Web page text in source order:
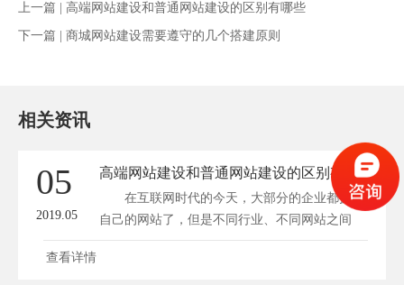
上一篇 | 高端网站建设和普通网站建设的区别有哪些
下一篇 | 商城网站建设需要遵守的几个搭建原则
相关资讯
05
2019.05
高端网站建设和普通网站建设的区别有哪些
在互联网时代的今天，大部分的企业都拥有
自己的网站了，但是不同行业、不同网站之间
的...
查看详情